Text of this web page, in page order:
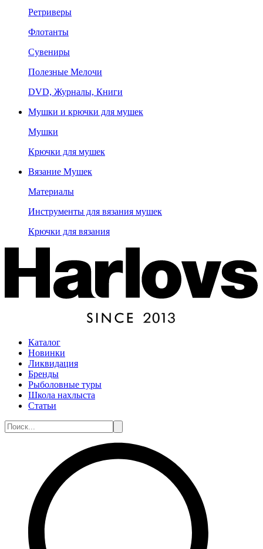
Ретриверы
Флотанты
Сувениры
Полезные Мелочи
DVD, Журналы, Книги
Мушки и крючки для мушек
Мушки
Крючки для мушек
Вязание Мушек
Материалы
Инструменты для вязания мушек
Крючки для вязания
Каталог
Новинки
Ликвидация
Бренды
Рыболовные туры
Школа нахлыста
Статьи